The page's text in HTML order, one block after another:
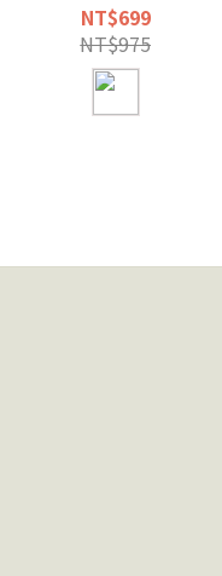
NT$699
NT$975